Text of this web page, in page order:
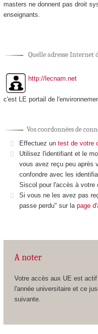
masters ne donnent pas droit
enseignants.
Quelle adresse Internet
http://lecnam.net
c'est LE portail de
Vos coordonnées de
Effectuez un test de votre
Utilisez l'identifiant et le
vous avez reçu peu après
confondre avec les
Siscol pour l'accès à votre
Si vous ne les avez pas
passe perdu" sur la page
A noter
Votre accès aux UE est
l'année universitaire et ce
suivante.